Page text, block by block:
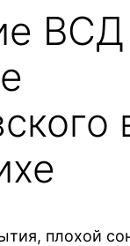
ВСД
плохой